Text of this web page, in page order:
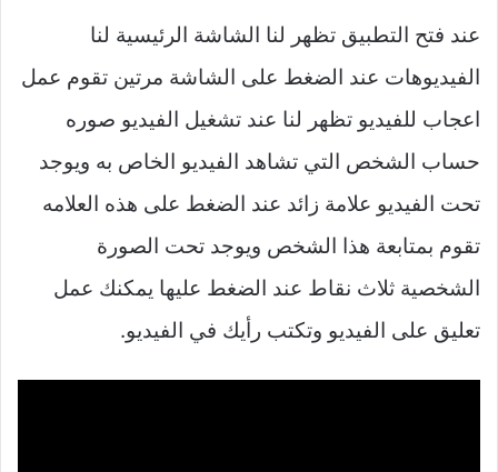
عند فتح التطبيق تظهر لنا الشاشة الرئيسية لنا
الفيديوهات عند الضغط على الشاشة مرتين تقوم عمل
اعجاب للفيديو تظهر لنا عند تشغيل الفيديو صوره
حساب الشخص التي تشاهد الفيديو الخاص به ويوجد
تحت الفيديو علامة زائد عند الضغط على هذه العلامه
تقوم بمتابعة هذا الشخص ويوجد تحت الصورة
الشخصية ثلاث نقاط عند الضغط عليها يمكنك عمل
تعليق على الفيديو وتكتب رأيك في الفيديو.